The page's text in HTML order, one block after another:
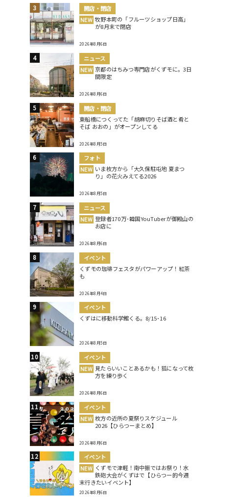
開店・閉店
NEW 牧野本町の「フルーツショップ日高」
が8月末で閉店
2026年8月6日
ニュース
NEW 京都のはちみつ専門店がくずモに。3日
間限定
2026年8月6日
開店・閉店
東船橋につくってた「胡麻切りそば酒と肴と
そば おおの」がオープンしてる
2026年8月5日
フォト
NEW いま枚方から「大久保駐屯地 夏まつ
り」の花火みえてる2026
2026年8月5日
ニュース
NEW 登録者170万･韓国YouTuberが御殿山の
お店に
2026年8月6日
イベント
くずモの珈琲フェスタがパワーアップ！紅茶
も
2026年8月4日
イベント
くずはに移動科学館くる。8/15･16
2026年8月5日
イベント
NEW 見たらいいことあるかも！狐になって枚
方を練り歩く
2026年8月6日
イベント
NEW 枚方の近所の夏祭りスケジュール
2026【ひらつーまとめ】
2026年8月6日
イベント
NEW くずモで津軽！南中振ではお祭り！水
鉄砲大会がくずはで【ひらつー的今週
末行きたいイベント】
2026年8月6日